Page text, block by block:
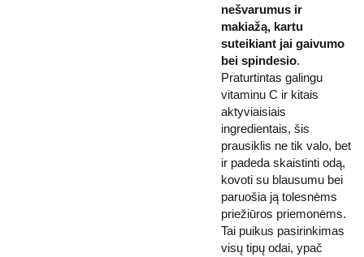
nešvarumus ir
makiažą, kartu
suteikiant jai gaivumo
bei spindesio.
Praturtintas galingu
vitaminu C ir kitais
aktyviaisiais
ingredientais, šis
prausiklis ne tik valo, bet
ir padeda skaistinti odą,
kovoti su blausumu bei
paruošia ją tolesnėms
priežiūros priemonėms.
Tai puikus pasirinkimas
visų tipų odai, ypač